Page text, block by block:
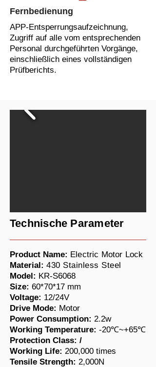
Fernbedienung
APP-Entsperrungsaufzeichnung,
Zugriff auf alle vom entsprechenden
Personal durchgeführten Vorgänge,
einschließlich eines vollständigen
Prüfberichts.
Technische Parameter
Product Name: Electric Motor Lock
Material: 430 Stainless Steel
Model: KR-S6068
Size: 60*70*17 mm
Voltage: 12/24V
Drive Mode: Motor
Power Consumption: 2.2w
Working Temperature: -20℃~+65℃
Protection Class: /
Working Life: 200,000 times
​Tensile Strength: 2,000N